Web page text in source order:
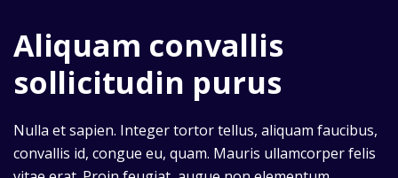
Aliquam convallis
sollicitudin purus
Nulla et sapien. Integer tortor tellus, aliquam faucibus,
convallis id, congue eu, quam. Mauris ullamcorper felis